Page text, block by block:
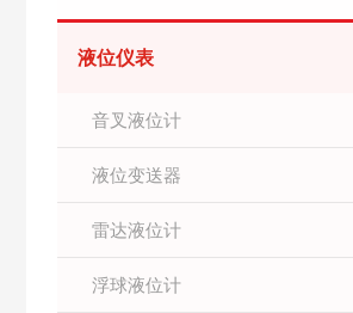
液位仪表
音叉液位计
液位变送器
雷达液位计
浮球液位计